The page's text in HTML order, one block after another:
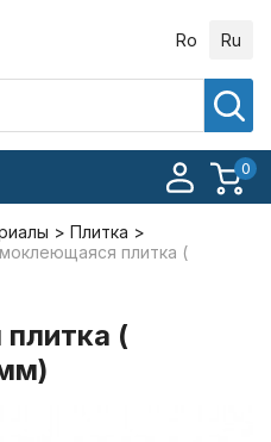
Ro Ru
0
Плитка
плитка (
(